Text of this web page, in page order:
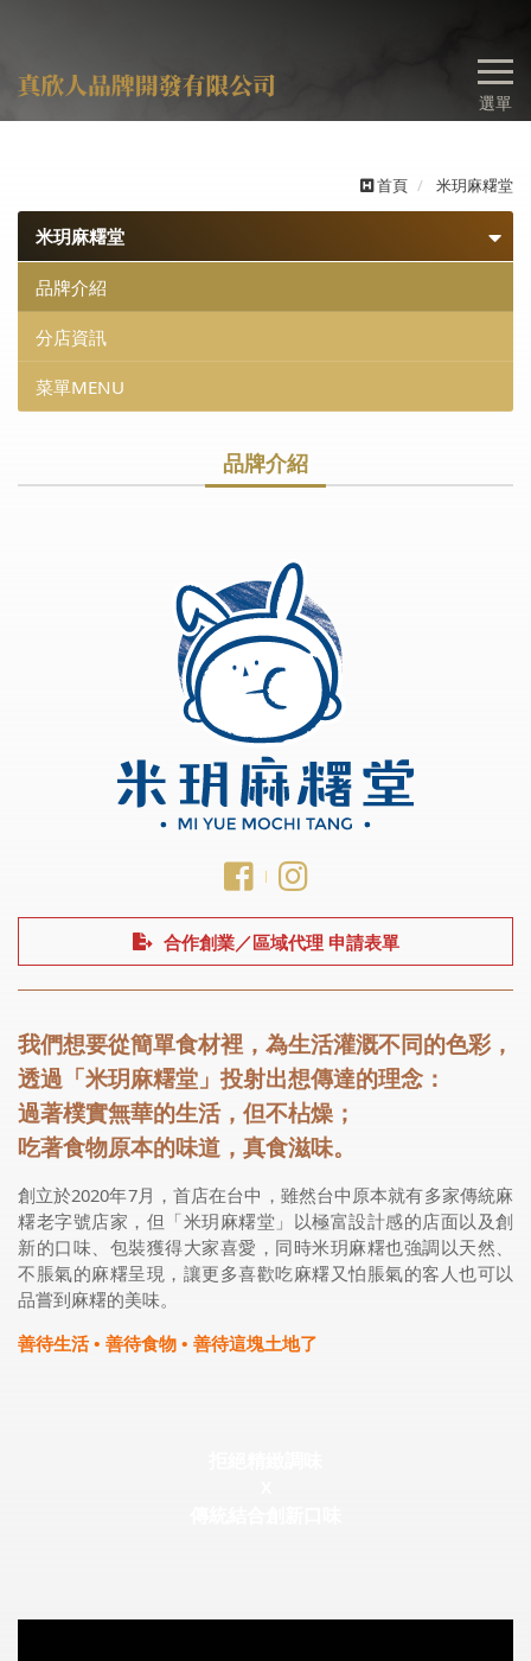
選單
首頁 米玥麻糬堂
米玥麻糬堂
品牌介紹
分店資訊
菜單MENU
品牌介紹
合作創業／區域代理 申請表單
我們想要從簡單食材裡，為生活灌溉不同的色彩，
透過「米玥麻糬堂」投射出想傳達的理念：
過著樸實無華的生活，但不枮燥；
吃著食物原本的味道，真食滋味。
創立於2020年7月，首店在台中，雖然台中原本就有多家傳統麻
糬老字號店家，但「米玥麻糬堂」以極富設計感的店面以及創
新的口味、包裝獲得大家喜愛，同時米玥麻糬也強調以天然、
不脹氣的麻糬呈現，讓更多喜歡吃麻糬又怕脹氣的客人也可以
品嘗到麻糬的美味。
善待生活 • 善待食物 • 善待這塊土地了